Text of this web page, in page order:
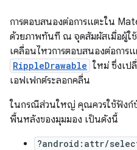
การตอบสนองต่อการแตะใน
ด้วยภาพทันที ณ จุดสัมผัสเมื่อผู้ใ
เคลื่อนไหวการตอบสนองต่อการ
RippleDrawable ใหม่ ซึ่งเป
เอฟเฟกต์ระลอกคลื่น
ในกรณีส่วนใหญ่ คุณควรใช้ฟังก์
พื้นหลังของมุมมอง เป็นดังนี้
?android:attr/